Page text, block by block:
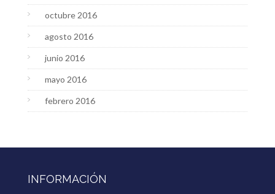
octubre 2016
agosto 2016
junio 2016
mayo 2016
febrero 2016
INFORMACIÓN